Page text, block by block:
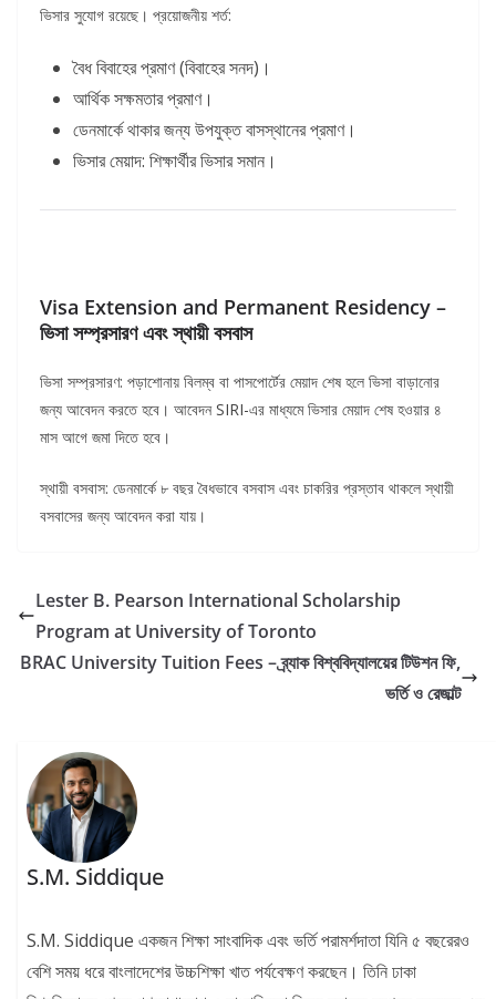
ভিসার সুযোগ রয়েছে। প্রয়োজনীয় শর্ত:
বৈধ বিবাহের প্রমাণ (বিবাহের সনদ)।
আর্থিক সক্ষমতার প্রমাণ।
ডেনমার্কে থাকার জন্য উপযুক্ত বাসস্থানের প্রমাণ।
ভিসার মেয়াদ: শিক্ষার্থীর ভিসার সমান।
Visa Extension and Permanent Residency –
ভিসা সম্প্রসারণ এবং স্থায়ী বসবাস
ভিসা সম্প্রসারণ: পড়াশোনায় বিলম্ব বা পাসপোর্টের মেয়াদ শেষ হলে ভিসা বাড়ানোর
জন্য আবেদন করতে হবে। আবেদন SIRI-এর মাধ্যমে ভিসার মেয়াদ শেষ হওয়ার ৪
মাস আগে জমা দিতে হবে।
স্থায়ী বসবাস: ডেনমার্কে ৮ বছর বৈধভাবে বসবাস এবং চাকরির প্রস্তাব থাকলে স্থায়ী
বসবাসের জন্য আবেদন করা যায়।
Lester B. Pearson International Scholarship
Program at University of Toronto
BRAC University Tuition Fees – ব্র্যাক বিশ্ববিদ্যালয়ের টিউশন ফি,
ভর্তি ও রেজাল্ট
S.M. Siddique
S.M. Siddique একজন শিক্ষা সাংবাদিক এবং ভর্তি পরামর্শদাতা যিনি ৫ বছরেরও
বেশি সময় ধরে বাংলাদেশের উচ্চশিক্ষা খাত পর্যবেক্ষণ করছেন। তিনি ঢাকা